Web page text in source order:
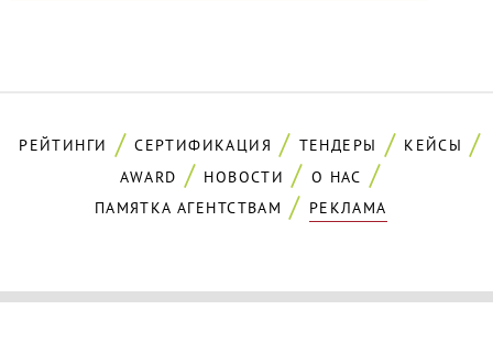
РЕЙТИНГИ СЕРТИФИКАЦИЯ ТЕНДЕРЫ
КЕЙСЫ
AWARD
НОВОСТИ
О НАС
ПАМЯТКА АГЕНТСТВАМ
РЕКЛАМА